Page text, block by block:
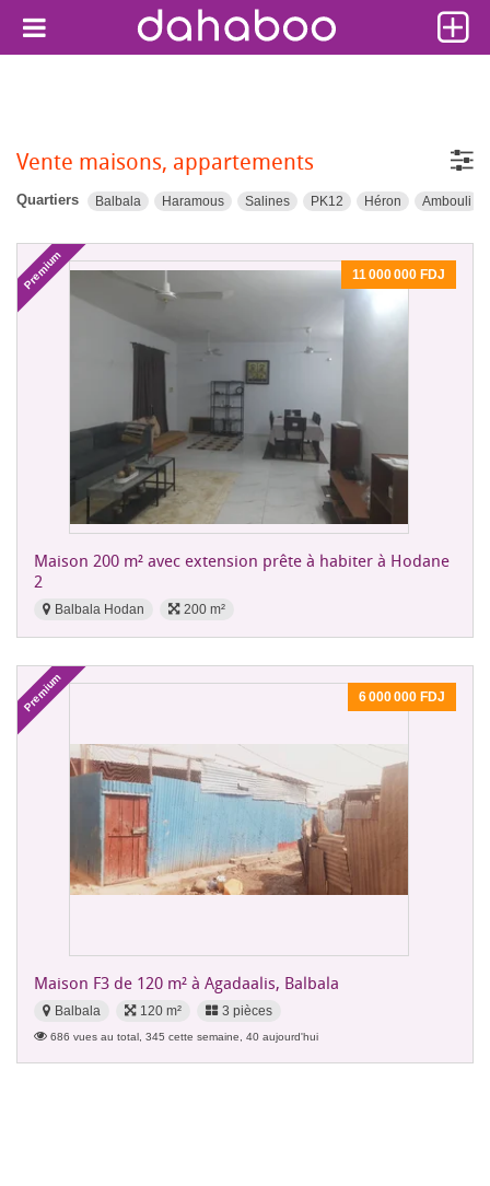
Vente maisons, appartements
Quartiers Balbala Haramous Salines PK12 Héron Ambouli
Premium 11 000 000 FDJ
Maison 200 m² avec extension prête à habiter à Hodane
2
Balbala Hodan 200 m²
Premium 6 000 000 FDJ
Maison F3 de 120 m² à Agadaalis, Balbala
Balbala 120 m² 3 pièces
686 vues au total, 345 cette semaine, 40 aujourd'hui